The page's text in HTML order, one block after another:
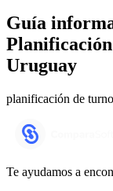
Guía
Uruguay
planificación de
Te ayudamos a